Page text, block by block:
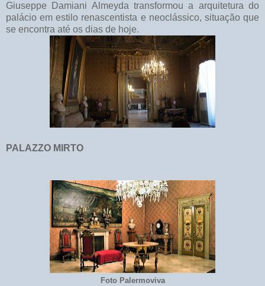
Giuseppe Damiani Almeyda transformou a arquitetura do
palácio em estilo renascentista e neoclássico, situação que
se encontra até os dias de hoje.
PALAZZO MIRTO
Foto Palermoviva